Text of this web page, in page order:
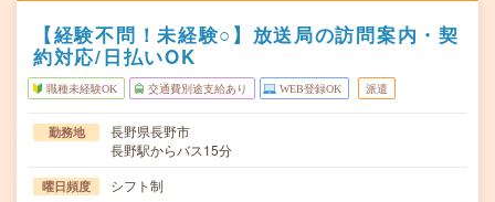
【経験不問！未経験○】放送局の訪問案内・契
約対応/日払いOK
職種未経験OK 交通費別途支給あり WEB登録OK 派遣
勤務地
長野県長野市
長野駅からバス15分
曜日頻度 シフト制